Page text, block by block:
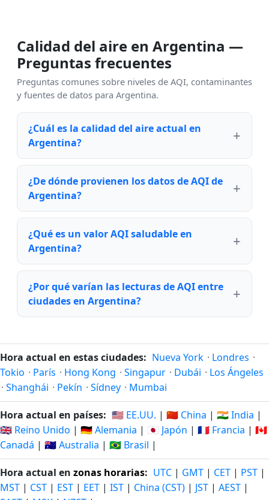
Calidad del aire en Argentina —
Preguntas frecuentes
Preguntas comunes sobre niveles de AQI, contaminantes
y fuentes de datos para Argentina.
¿Cuál es la calidad del aire actual en
Argentina?
¿De dónde provienen los datos de AQI de
Argentina?
¿Qué es un valor AQI saludable en
Argentina?
¿Por qué varían las lecturas de AQI entre
ciudades en Argentina?
Hora actual en estas ciudades: Nueva York · Londres ·
Tokio · París · Hong Kong · Singapur · Dubái · Los Ángeles
· Shanghái · Pekín · Sídney · Mumbai
Hora actual en países: 🇺🇸 EE.UU. | 🇨🇳 China | 🇮🇳 India |
🇬🇧 Reino Unido | 🇩🇪 Alemania | 🇯🇵 Japón | 🇫🇷 Francia | 🇨🇦
Canadá | 🇦🇺 Australia | 🇧🇷 Brasil |
Hora actual en zonas horarias: UTC | GMT | CET | PST |
MST | CST | EST | EET | IST | China (CST) | JST | AEST |